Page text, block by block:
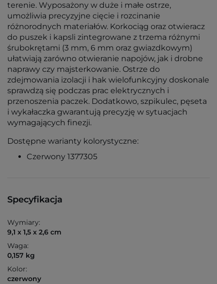
terenie. Wyposażony w duże i małe ostrze,
umożliwia precyzyjne cięcie i rozcinanie
różnorodnych materiałów. Korkociąg oraz otwieracz
do puszek i kapsli zintegrowane z trzema różnymi
śrubokrętami (3 mm, 6 mm oraz gwiazdkowym)
ułatwiają zarówno otwieranie napojów, jak i drobne
naprawy czy majsterkowanie. Ostrze do
zdejmowania izolacji i hak wielofunkcyjny doskonale
sprawdzą się podczas prac elektrycznych i
przenoszenia paczek. Dodatkowo, szpikulec, pęseta
i wykałaczka gwarantują precyzję w sytuacjach
wymagających finezji.
Dostępne warianty kolorystyczne:
Czerwony 1377305
Specyfikacja
Wymiary:
9,1 x 1,5 x 2,6 cm
Waga:
0,157 kg
Kolor:
czerwony